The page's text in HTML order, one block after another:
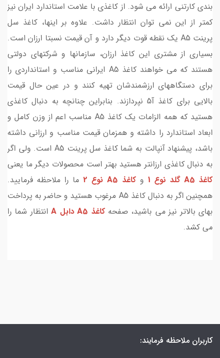
بندی کارتنی ارائه می شود. از کاغذی با علامت استاندارد ایران نیز
کمتر از این نمی توان انتظار داشت. علاوه بر اینها، کاغذ سل
پرینت A5 یک نقطه قوت دیگر دارد و آن قیمت نسبتا ارزان است.
بسیاری از مشتری این کاغذ ارزان، سازمانها و شرکتهای دولتی
هستند که می خواهند کاغذ A5 ایرانی مناسب و استانداردی را
برای دستگاههای ارزشمندشان تهیه کنند و در عین حال قیمت
بالایی برای کاغذ آ5 نپردازند. بنابراین چنانچه به دنبال کاغذی
هستید که همه الزامات یک کاغذ A5 مناسب اعم از وزن کامل و
ابعاد استاندارد را داشته و همزمان قیمت مناسب و ارزانی داشته
باشد، پیشنهاد آنپالت به شما کاغذ سل پرینت A5 است. ولی اگر
به دنبال کاغذی ارزانتر هستید بهتر است محصولات دیگر ما یعنی
کاغذ A5 گلد نوع 1
وکاغذ A5 نوع 2
ما را ملاحظه فرمایید.
همچنین اگر به دنبال کاغذ A5 مرغوب هستید و حاضر به پرداخت
بهای بالاتر نیز می باشید، صفحهکاغذ A5 دابل A
انتظار شما را
می کشد.
کاربران ملاحظه فرمایند: